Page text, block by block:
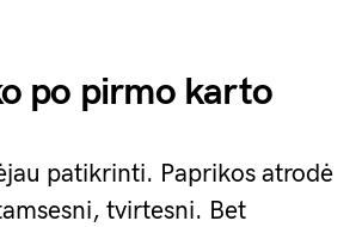
po pirmo karto
patikrinti. Paprikos atrodė
tvirtesni. Bet